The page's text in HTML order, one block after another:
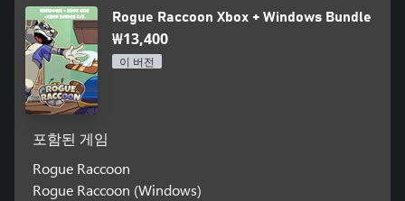
Rogue Raccoon Xbox + Windows Bundle
₩13,400
이 버전
포함된 게임
Rogue Raccoon
Rogue Raccoon (Windows)